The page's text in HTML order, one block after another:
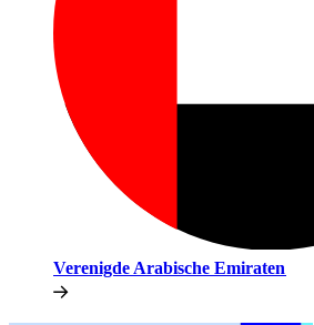
Verenigde Arabische Emiraten​​